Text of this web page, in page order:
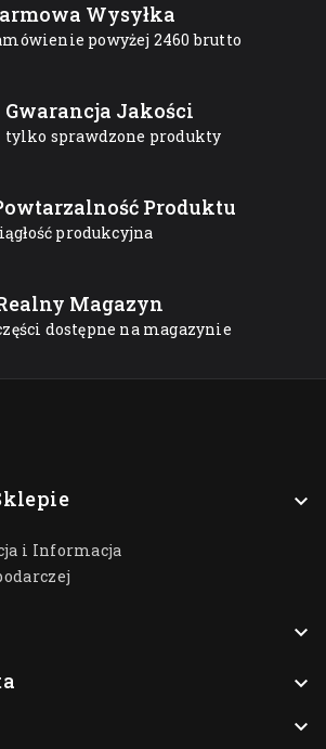
Wysyłka
powyżej 2460 brutto
Gwarancja Jakości
tylko sprawdzone produkty
Produktu
produkcyjna
Magazyn
dostępne na magazynie

i Informacja


